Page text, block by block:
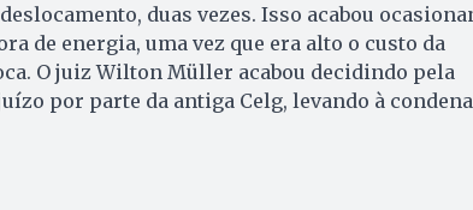
duas vezes. Isso acabou
de energia, uma vez que era alto o custo da
O juiz Wilton Müller acabou decidindo pela
por parte da antiga Celg, levando à